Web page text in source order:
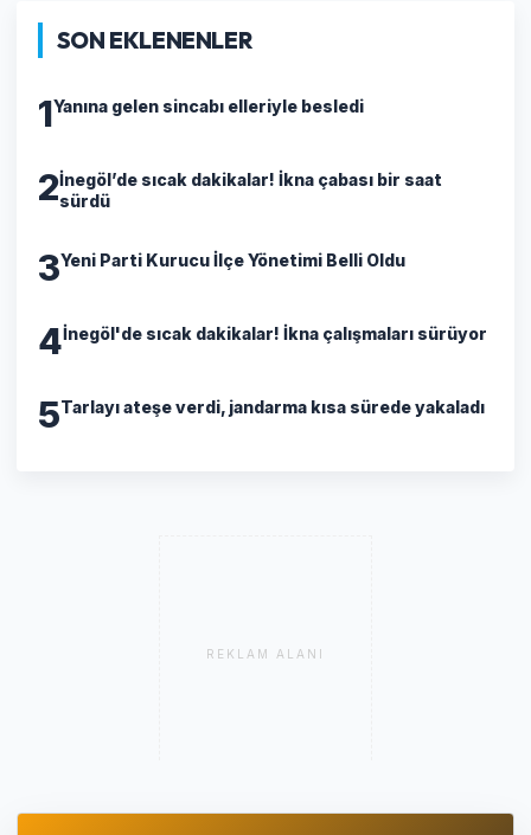
SON EKLENENLER
1Yanına gelen sincabı elleriyle besledi
2İnegöl’de sıcak dakikalar! İkna çabası bir saat
sürdü
3Yeni Parti Kurucu İlçe Yönetimi Belli Oldu
4İnegöl'de sıcak dakikalar! İkna çalışmaları sürüyor
5Tarlayı ateşe verdi, jandarma kısa sürede yakaladı
REKLAM ALANI